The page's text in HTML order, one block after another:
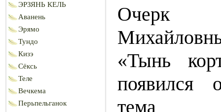
ЭРЗЯНЬ КЕЛЬ
Аванень
Эрямо
Тундо
Кизэ
Сёксь
Теле
Вечкема
Перьпельганок
Очерк
«Тынь
появился
тема